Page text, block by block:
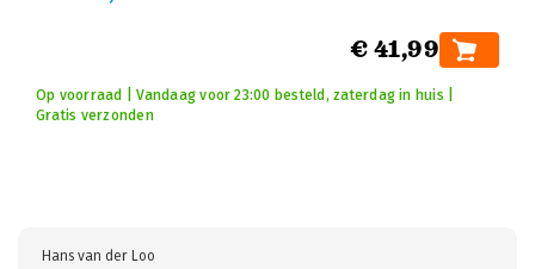
€ 41,99
Op voorraad | Vandaag voor 23:00 besteld, zaterdag in huis |
Gratis verzonden
Hans van der Loo